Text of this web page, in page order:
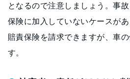
となるので注意しましょう。事
保険に加入していないケースが
賠責保険を請求できますが、車
す。